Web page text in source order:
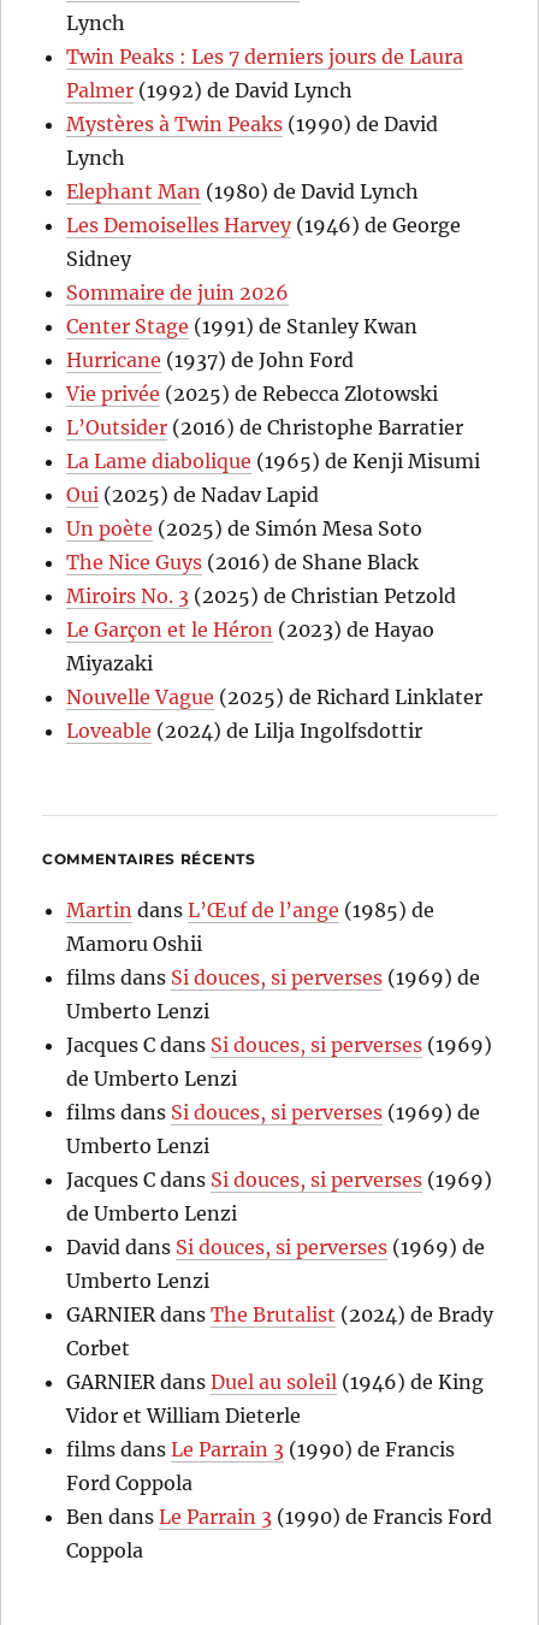
Lynch
Twin Peaks : Les 7 derniers jours de Laura
Palmer (1992) de David Lynch
Mystères à Twin Peaks (1990) de David
Lynch
Elephant Man (1980) de David Lynch
Les Demoiselles Harvey(1946) de George
Sidney
Sommaire de juin 2026
Center Stage (1991) de Stanley Kwan
Hurricane (1937) de John Ford
Vie privée (2025) de Rebecca Zlotowski
L’Outsider (2016) de Christophe Barratier
La Lame diabolique (1965) de Kenji Misumi
Oui (2025) de Nadav Lapid
Un poète (2025) de Simón Mesa Soto
The Nice Guys (2016) de Shane Black
Miroirs No. 3 (2025) de Christian Petzold
Le Garçon et le Héron (2023) de Hayao
Miyazaki
Nouvelle Vague (2025) de Richard Linklater
Loveable (2024) de Lilja Ingolfsdottir
COMMENTAIRES RÉCENTS
Martin dansL’Œuf de l’ange (1985) de
Mamoru Oshii
films dans Si douces, si perverses (1969) de
Umberto Lenzi
Jacques C dans Si douces, si perverses (1969)
de Umberto Lenzi
films dans Si douces, si perverses (1969) de
Umberto Lenzi
Jacques C dans Si douces, si perverses (1969)
de Umberto Lenzi
David dans Si douces, si perverses (1969) de
Umberto Lenzi
GARNIER dansThe Brutalist (2024) de Brady
Corbet
GARNIER dansDuel au soleil (1946) de King
Vidor et William Dieterle
films dansLe Parrain 3 (1990) de Francis
Ford Coppola
Ben dansLe Parrain 3 (1990) de Francis Ford
Coppola